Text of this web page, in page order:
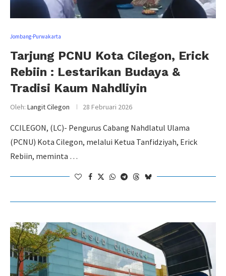
Jombang-Purwakarta
Tarjung PCNU Kota Cilegon, Erick
Rebiin : Lestarikan Budaya &
Tradisi Kaum Nahdliyin
Oleh: Langit Cilegon 28 Februari 2026
CCILEGON, (LC)- Pengurus Cabang Nahdlatul Ulama
(PCNU) Kota Cilegon, melalui Ketua Tanfidziyah, Erick
Rebiin, meminta …